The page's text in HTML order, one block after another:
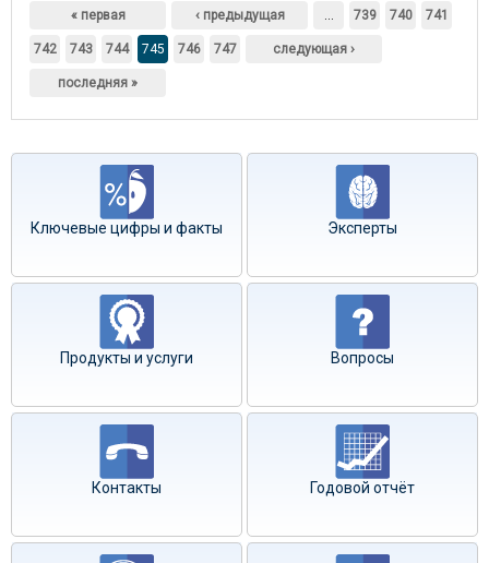
« первая ‹ предыдущая … 739 740 741
742 743 744 745 746 747 следующая ›
последняя »
Ключевые цифры и факты Эксперты
Продукты и услуги Вопросы
Контакты Годовой отчёт